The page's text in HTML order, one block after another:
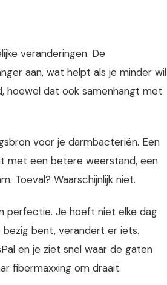
veranderingen. De
aan, wat helpt als je minder wil
hoewel dat ook samenhangt met
voor je darmbacteriën. Een
met een betere weerstand, een
Toeval? Waarschijnlijk niet.
perfectie. Je hoeft niet elke dag
bent, verandert er iets.
en je ziet snel waar de gaten
fibermaxxing om draait.